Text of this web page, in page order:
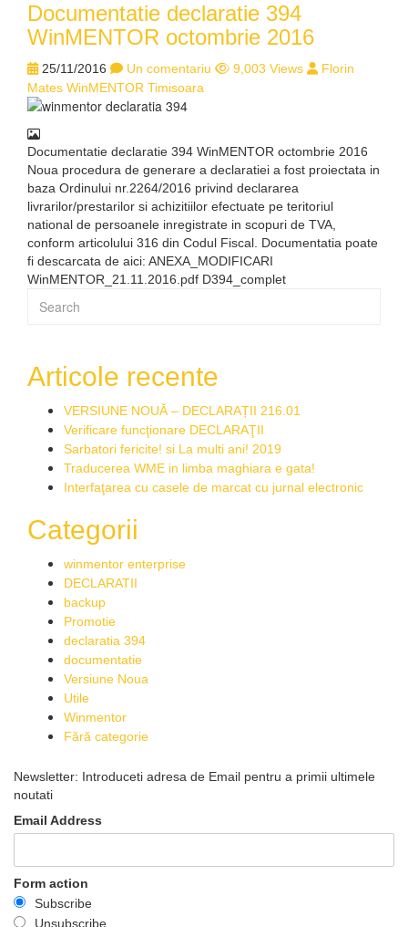
Documentatie declaratie 394
WinMENTOR octombrie 2016
25/11/2016 Un comentariu 9,003 Views
Florin
Mates WinMENTOR Timisoara
Documentatie declaratie 394 WinMENTOR octombrie 2016
Noua procedura de generare a declaratiei a fost proiectata in
baza Ordinului nr.2264/2016 privind declararea
livrarilor/prestarilor si achizitiilor efectuate pe teritoriul
national de persoanele inregistrate in scopuri de TVA,
conform articolului 316 din Codul Fiscal. Documentatia poate
fi descarcata de aici: ANEXA_MODIFICARI
WinMENTOR_21.11.2016.pdf D394_complet
Articole recente
VERSIUNE NOUĂ – DECLARAȚII 216.01
Verificare funcţionare DECLARAŢII
Sarbatori fericite! si La multi ani! 2019
Traducerea WME in limba maghiara e gata!
Interfaţarea cu casele de marcat cu jurnal electronic
Categorii
winmentor enterprise
DECLARATII
backup
Promotie
declaratia 394
documentatie
Versiune Noua
Utile
Winmentor
Fără categorie
Newsletter: Introduceti adresa de Email pentru a primii ultimele
noutati
Email Address
Form action
Subscribe
Unsubscribe